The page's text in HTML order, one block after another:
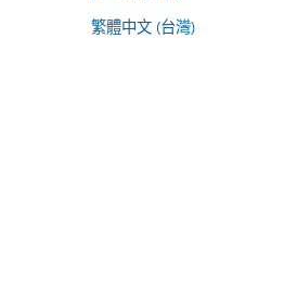
繁體中文 (台灣)